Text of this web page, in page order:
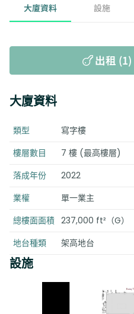
大廈資料 設施
出租 (1)
大廈資料
類型
寫字樓
樓層數目
7 樓 (最高樓層)
落成年份
2022
業權
單一業主
總樓面面積 237,000 ft²（G）
地台種類
架高地台
設施